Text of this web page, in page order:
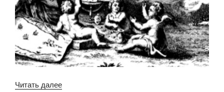
Читать далее«Забытый